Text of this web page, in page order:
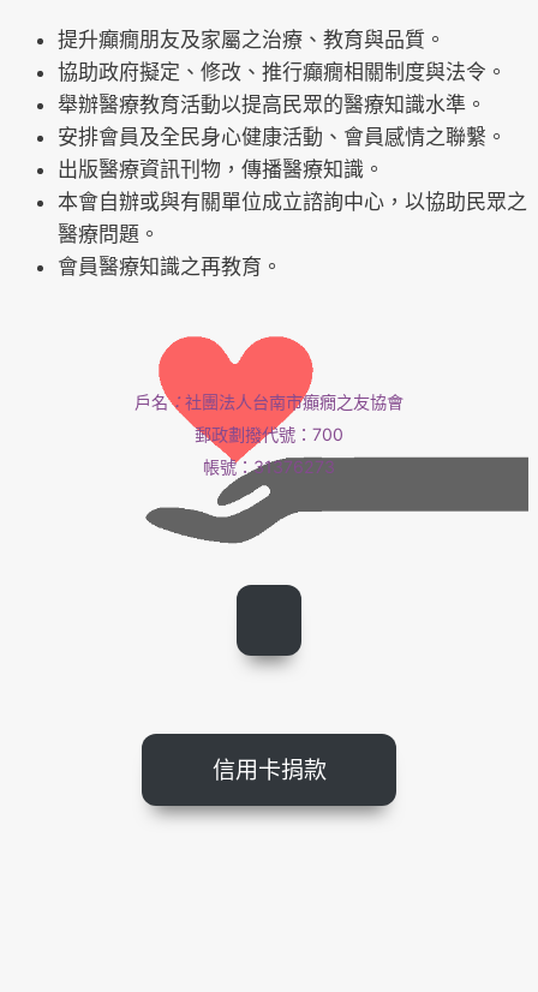
提升癲癇朋友及家屬之治療、教育與品質。
協助政府擬定、修改、推行癲癇相關制度與法令。
舉辦醫療教育活動以提高民眾的醫療知識水準。
安排會員及全民身心健康活動、會員感情之聯繫。
出版醫療資訊刊物，傳播醫療知識。
本會自辦或與有關單位成立諮詢中心，以協助民眾之
醫療問題。
會員醫療知識之再教育。
戶名： 社團法人台南市癲癇之友協會
郵政劃撥代號：700
帳號：31376273
信用卡捐款